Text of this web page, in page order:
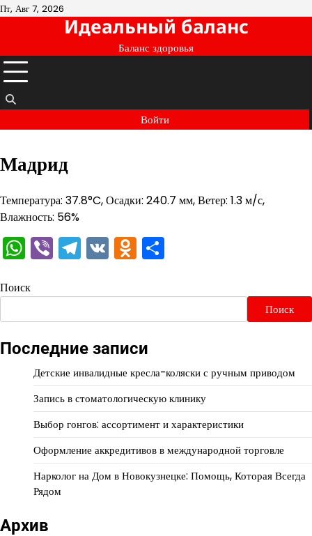
Перейти
Пт, Авг 7, 2026
Идеальный баланс
Баланс здоровья
Войти
Мадрид
Температура: 37.8°C, Осадки: 240.7 мм, Ветер: 1.3 м/с,
Влажность: 56%
WhatsApp
ViberTelegram
VKOdnoklassniki
Поиск
Поиск
Последние записи
Детские инвалидные кресла-коляски с ручным приводом
Запись в стоматологическую клинику
Выбор гонгов: ассортимент и характеристики
Оформление аккредитивов в международной торговле
Нарколог на Дом в Новокузнецке: Помощь, Которая Всегда
Рядом
Архив